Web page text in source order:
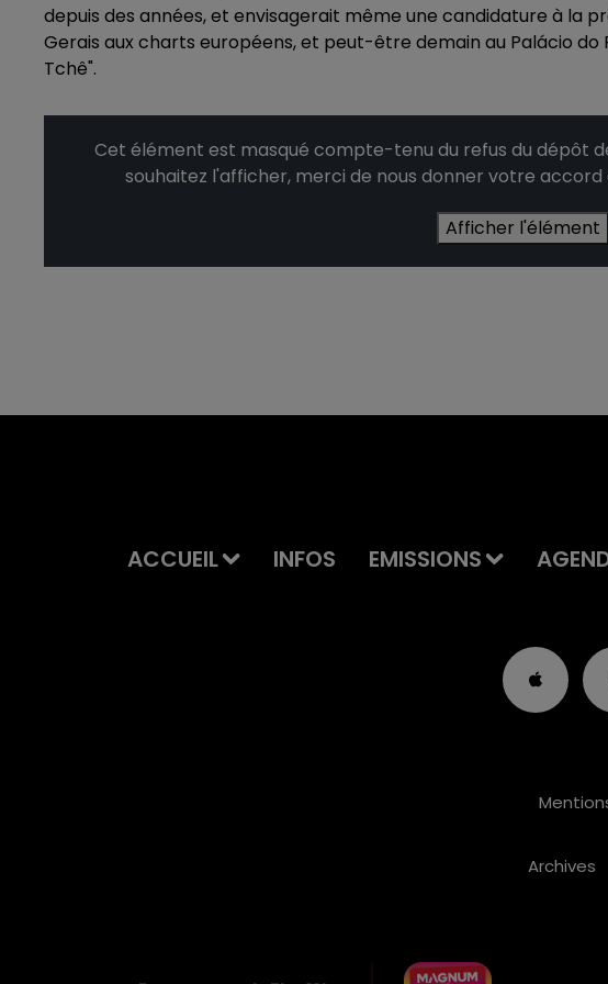
depuis des années, et envisagerait même une candidature à la
Gerais aux charts européens, et peut-être demain au Palácio do
Tchê".
Cet élément est masqué compte-tenu du refus du dépôt
souhaitez l'afficher, merci de nous donner votre
Afficher l'élément
ACCUEIL INFOS EMISSIONS
Archives